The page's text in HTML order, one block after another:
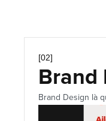
Print
[02]
Brand
Brand Design là